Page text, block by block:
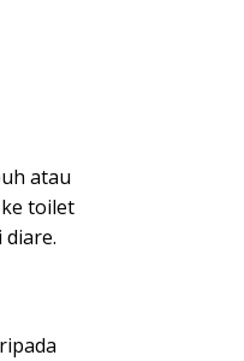
atau
toilet